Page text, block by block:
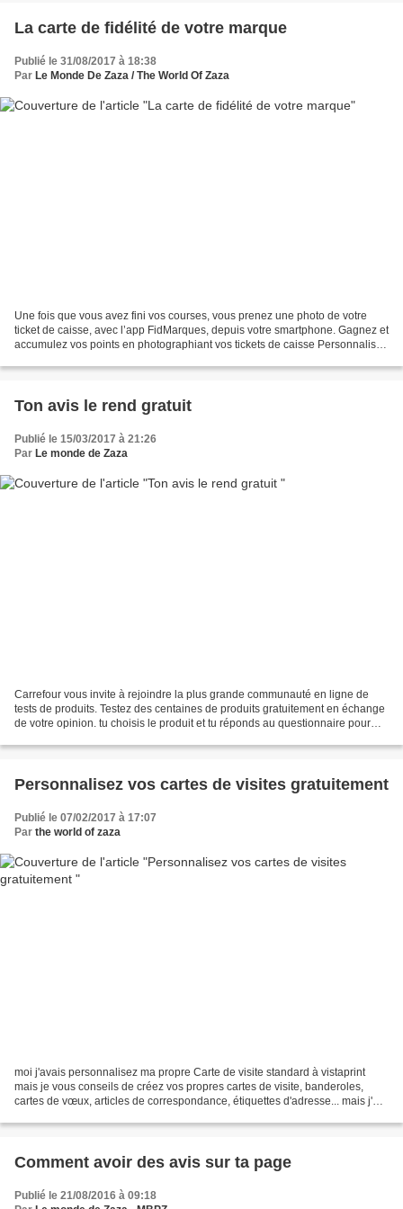
La carte de fidélité de votre marque
Publié le 31/08/2017 à 18:38
Par Le Monde De Zaza / The World Of Zaza
Une fois que vous avez fini vos courses, vous prenez une photo de votre
ticket de caisse, avec l’app FidMarques, depuis votre smartphone. Gagnez et
accumulez vos points en photographiant vos tickets de caisse Personnalisez
Ton avis le rend gratuit
Publié le 15/03/2017 à 21:26
Par Le monde de Zaza
Carrefour vous invite à rejoindre la plus grande communauté en ligne de
tests de produits. Testez des centaines de produits gratuitement en échange
de votre opinion. tu choisis le produit et tu réponds au questionnaire pour
Personnalisez vos cartes de visites gratuitement
Publié le 07/02/2017 à 17:07
Par the world of zaza
moi j'avais personnalisez ma propre Carte de visite standard à vistaprint
mais je vous conseils de créez vos propres cartes de visite, banderoles,
cartes de vœux, articles de correspondance, étiquettes d'adresse... mais j'ai
Comment avoir des avis sur ta page
Publié le 21/08/2016 à 09:18